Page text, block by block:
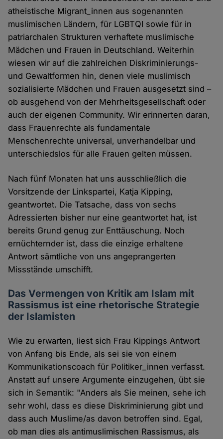
atheistische Migrant_innen aus sogenannten
muslimischen Ländern, für LGBTQI sowie für in
patriarchalen Strukturen verhaftete muslimische
Mädchen und Frauen in Deutschland. Weiterhin
wiesen wir auf die zahlreichen Diskriminierungs-
und Gewaltformen hin, denen viele muslimisch
sozialisierte Mädchen und Frauen ausgesetzt sind –
ob ausgehend von der Mehrheitsgesellschaft oder
auch der eigenen Community. Wir erinnerten daran,
dass Frauenrechte als fundamentale
Menschenrechte universal, unverhandelbar und
unterschiedslos für alle Frauen gelten müssen.
Nach fünf Monaten hat uns ausschließlich die
Vorsitzende der Linkspartei, Katja Kipping,
geantwortet. Die Tatsache, dass von sechs
Adressierten bisher nur eine geantwortet hat, ist
bereits Grund genug zur Enttäuschung. Noch
ernüchternder ist, dass die einzige erhaltene
Antwort sämtliche von uns angeprangerten
Missstände umschifft.
Das Vermengen von Kritik am Islam mit
Rassismus ist eine rhetorische Strategie
der Islamisten
Wie zu erwarten, liest sich Frau Kippings Antwort
von Anfang bis Ende, als sei sie von einem
Kommunikationscoach für Politiker_innen verfasst.
Anstatt auf unsere Argumente einzugehen, übt sie
sich in Semantik: "Anders als Sie meinen, sehe ich
sehr wohl, dass es diese Diskriminierung gibt und
dass auch Muslime/as davon betroffen sind. Egal,
ob man dies als antimuslimischen Rassismus, als